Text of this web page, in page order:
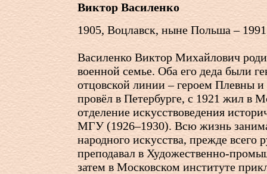
Виктор Василенко
1905, Воцлавск, ныне Польша –
Василенко Виктор Михайлович
военной семье. Оба его деда были
отцовской линии – героем Плевны
провёл в Петербурге, с 1921 жил в
отделение искусствоведения
МГУ (1926–1930). Всю жизнь
народного искусства, прежде всего
преподавал в Художественно-
затем в Московском институте